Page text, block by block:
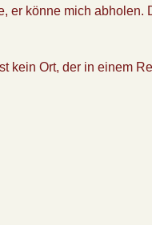
er könne mich
kein Ort, der in einem